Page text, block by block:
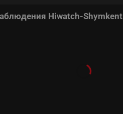
Hiwatch-Shymkent